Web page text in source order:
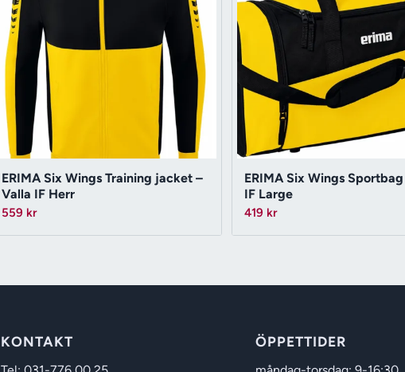
ERIMA Six Wings Training jacket –
Valla IF Herr
559 kr
ERIMA Six Wings
IF Large
419 kr
KONTAKT ÖPPETTIDER